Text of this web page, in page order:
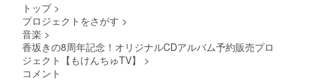
ド、ロ
プラモ
傷・ハ
枚 ・T
トップ >
プロジェクトをさがす >
音楽 >
香坂きの8周年記念！オリジナルCDアルバム予約販売プロ
ジェクト【もけんちゅTV】
>
コメント